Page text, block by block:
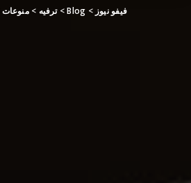
فيفو نيوز >
Blog
>ترفيه >منوعات